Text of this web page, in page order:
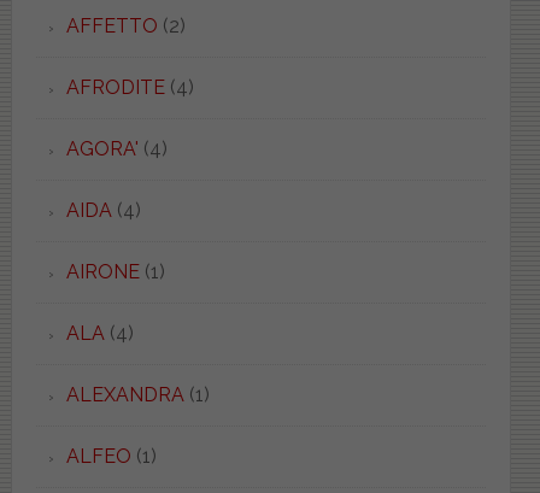
AFFETTO (2)
AFRODITE(4)
AGORA' (4)
AIDA(4)
AIRONE(1)
ALA(4)
ALEXANDRA(1)
ALFEO (1)